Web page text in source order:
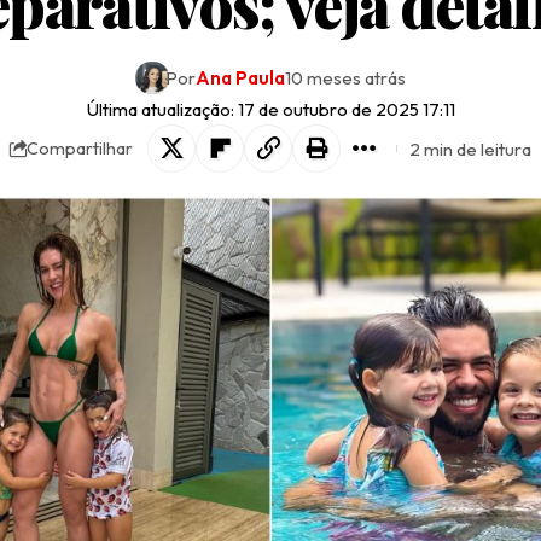
Última atualização: 17 de outubro de 2025 17:11
PorAna Paula10 meses atrás
Compartilhar 2 min de leitura